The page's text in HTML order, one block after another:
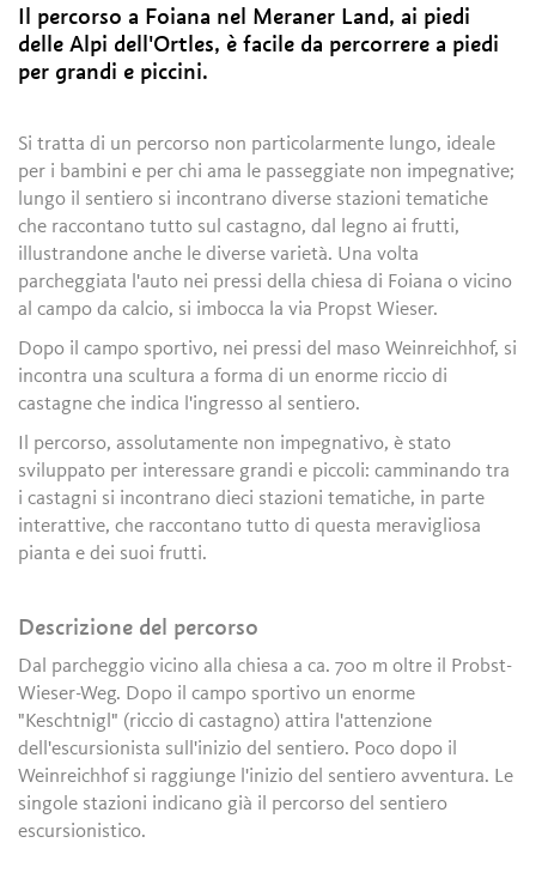
Il percorso a Foiana nel Meraner Land, ai piedi
delle Alpi dell'Ortles, è facile da percorrere a piedi
per grandi e piccini.
Si tratta di un percorso non particolarmente lungo, ideale
per i bambini e per chi ama le passeggiate non impegnative;
lungo il sentiero si incontrano diverse stazioni tematiche
che raccontano tutto sul castagno, dal legno ai frutti,
illustrandone anche le diverse varietà. Una volta
parcheggiata l'auto nei pressi della chiesa di Foiana o vicino
al campo da calcio, si imbocca la via Propst Wieser.
Dopo il campo sportivo, nei pressi del maso Weinreichhof, si
incontra una scultura a forma di un enorme riccio di
castagne che indica l'ingresso al sentiero.
Il percorso, assolutamente non impegnativo, è stato
sviluppato per interessare grandi e piccoli: camminando tra
i castagni si incontrano dieci stazioni tematiche, in parte
interattive, che raccontano tutto di questa meravigliosa
pianta e dei suoi frutti.
Descrizione del percorso
Dal parcheggio vicino alla chiesa a ca. 700 m oltre il Probst-
Wieser-Weg. Dopo il campo sportivo un enorme
"Keschtnigl" (riccio di castagno) attira l'attenzione
dell'escursionista sull'inizio del sentiero. Poco dopo il
Weinreichhof si raggiunge l'inizio del sentiero avventura. Le
singole stazioni indicano già il percorso del sentiero
escursionistico.